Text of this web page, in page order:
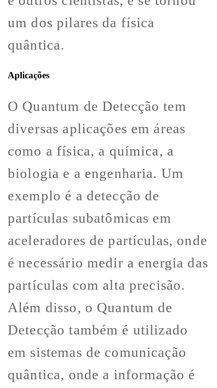
um dos pilares da física
quântica.
Aplicações
O Quantum de Detecção tem
diversas aplicações em áreas
como a física, a química, a
biologia e a engenharia. Um
exemplo é a detecção de
partículas subatômicas em
aceleradores de partículas, onde
é necessário medir a energia das
partículas com alta precisão.
Além disso, o Quantum de
Detecção também é utilizado
em sistemas de comunicação
quântica, onde a informação é